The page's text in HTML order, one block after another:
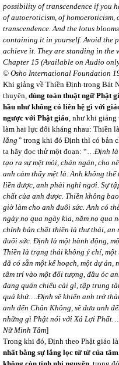
possibility of transcendence if you
of autoeroticism, of homoeroticism,
transcendence. And the lotus
containing it in yourself. Avoid the
achieve it. They are standing in the
Chapter 15 (Available on Audio
© Osho International Foundation
Khi giảng về Thiền Định trong Bát
thuyên, dùng toàn thuật ngữ Phật
hầu như không có liên hệ gì với
ngược với Phật giáo, như khi giảng
làm hai lực đối kháng nhau: Thiền
lắng” trong khi đó Định thì có bản
ta hãy đọc thử một đoạn: “…Định là
tạo ra sự mệt mỏi, chán ngán, cho
anh cảm thấy mệt lả. Anh không
liền được, anh phải nghỉ ngơi. Sự
chất của anh được. Thiền không
giờ làm cho anh đuối sức. Anh có
ngày nọ qua ngày kia, năm nọ qua
chính bản chất thiền là thư thái, an
đuối sức. Định là một hành động,
Thiền là trạng thái không ý chí,
đã có sẵn một kế hoạch, một dự
tâm trí vào một đối tượng, đầu óc
đang quán chiếu cái gì, tập trung
quá khứ….Định sẽ khiến anh trở
anh đến Chân Không, sẽ đưa anh
những gì Phật nói với Xá Lợi Phất…
Nữ Minh Tâm]
Trong khi đó, Định theo Phật giáo là
nhất bằng sự lắng lọc từ từ của